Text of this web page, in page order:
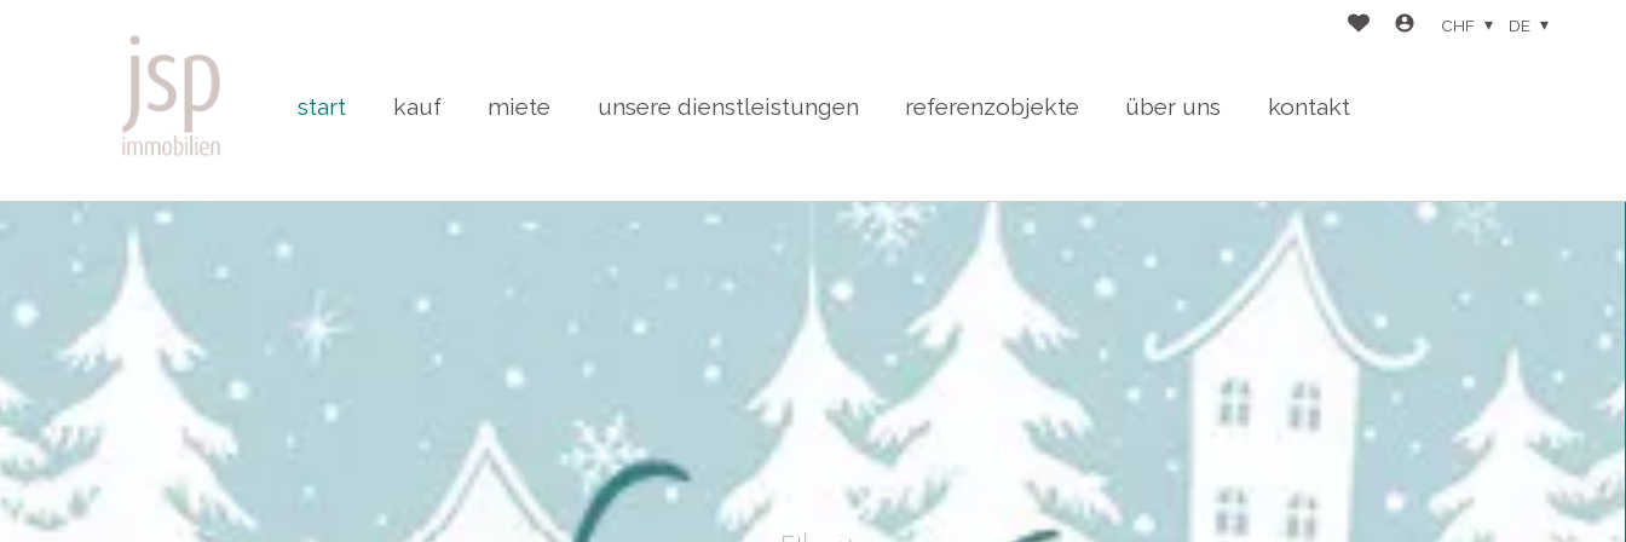
start kauf miete unsere dienstleistungen referenzobjekte über uns kontakt
CHF DE